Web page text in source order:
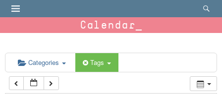
Calendar
Categories Tags
6:00 am
7:00 am